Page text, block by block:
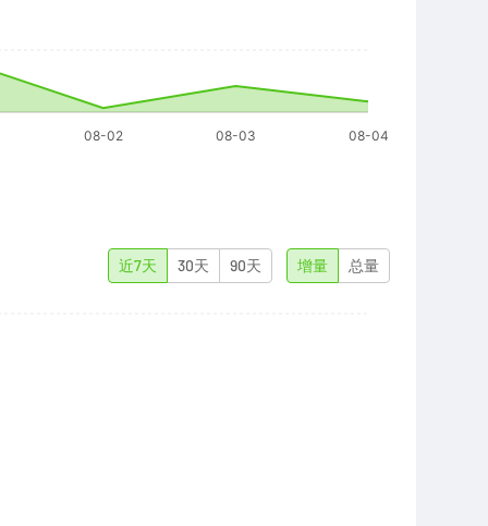
近7天 30天 90天 增量 总量